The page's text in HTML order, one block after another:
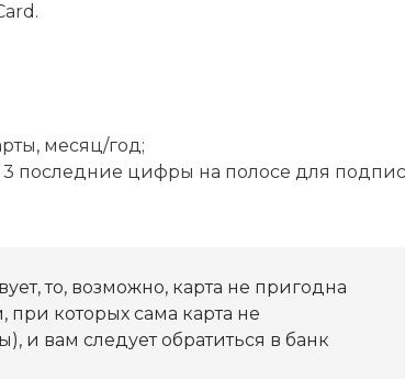
месяц/год;
3 последние цифры на полосе для
то, возможно, карта не пригодна
при которых сама карта не
и вам следует обратиться в банк